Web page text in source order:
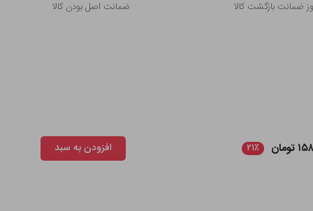
ضمانت بازگشت کالا ﺿﻤﺎﻧﺖ اﺻﻞ ﺑﻮدن ﮐﺎﻟﺎ
۲۱٪ افزودن به سبد